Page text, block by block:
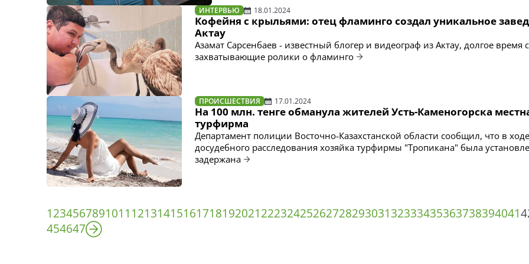
ИНТЕРВЬЮ 18.01.2024
Кофейня с крыльями: отец фламинго создал уникальное
Актау
Азамат Сарсенбаев - известный блогер и видеограф из Актау, долгое время
захватывающие ролики о фламинго
ПРОИСШЕСТВИЯ 17.01.2024
На 100 млн. тенге обманула жителей Усть-Каменогорска
турфирма
Департамент полиции Восточно-Казахстанской области сообщил, что в ходе
досудебного расследования хозяйка турфирмы "Тропикана" была
задержана
1234567891011 121314151617181920212223242526272829303132333435363738394041
454647